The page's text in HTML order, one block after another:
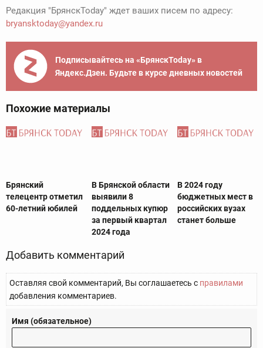
Редакция "БрянскToday" ждет ваших писем по адресу:
bryansktoday@yandex.ru
Подписывайтесь на «БрянскToday» в
Яндекс.Дзен. Будьте в курсе дневных новостей
Похожие материалы
Брянский
телецентр отметил
60-летний юбилей
В Брянской области
выявили 8
поддельных купюр
за первый квартал
2024 года
В 2024 году
бюджетных мест в
российских вузах
станет больше
Добавить комментарий
Оставляя свой комментарий, Вы соглашаетесь с правилами
добавления комментариев.
Имя (обязательное)